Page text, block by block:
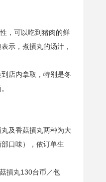
，可以吃到猪肉的鲜
示，煮摃丸的汤汁，
店内拿取，特别是冬
丸及香菇摃丸两种为大
口味），依订单生
摃丸130台币／包